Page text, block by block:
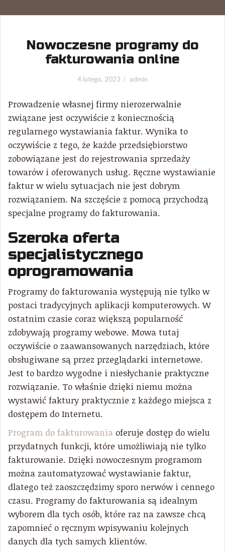
Nowoczesne programy do
fakturowania online
4 lutego, 2023 admin
Prowadzenie własnej firmy nierozerwalnie
związane jest oczywiście z koniecznością
regularnego wystawiania faktur. Wynika to
oczywiście z tego, że każde przedsiębiorstwo
zobowiązane jest do rejestrowania sprzedaży
towarów i oferowanych usług. Ręczne wystawianie
faktur w wielu sytuacjach nie jest dobrym
rozwiązaniem. Na szczęście z pomocą przychodzą
specjalne programy do fakturowania.
Szeroka oferta
specjalistycznego
oprogramowania
Programy do fakturowania występują nie tylko w
postaci tradycyjnych aplikacji komputerowych. W
ostatnim czasie coraz większą popularność
zdobywają programy webowe. Mowa tutaj
oczywiście o zaawansowanych narzędziach, które
obsługiwane są przez przeglądarki internetowe.
Jest to bardzo wygodne i niesłychanie praktyczne
rozwiązanie. To właśnie dzięki niemu można
wystawić faktury praktycznie z każdego miejsca z
dostępem do Internetu.
Program do fakturowania oferuje dostęp do wielu
przydatnych funkcji, które umożliwiają nie tylko
fakturowanie. Dzięki nowoczesnym programom
można zautomatyzować wystawianie faktur,
dlatego też zaoszczędzimy sporo nerwów i cennego
czasu. Programy do fakturowania są idealnym
wyborem dla tych osób, które raz na zawsze chcą
zapomnieć o ręcznym wpisywaniu kolejnych
danych dla tych samych klientów.